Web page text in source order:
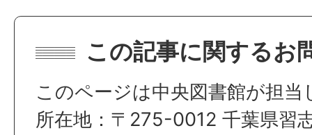
この記事に関するお
このページは中央図書館が担当
所在地：〒275-0012 千葉県習